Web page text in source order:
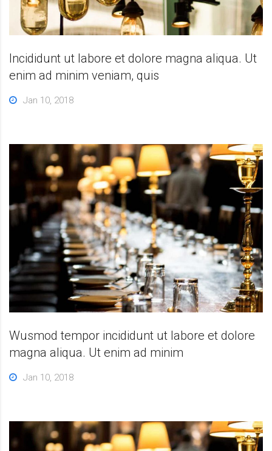
Incididunt ut labore et dolore magna aliqua. Ut
enim ad minim veniam, quis
Jan 10, 2018
Wusmod tempor incididunt ut labore et dolore
magna aliqua. Ut enim ad minim
Jan 10, 2018